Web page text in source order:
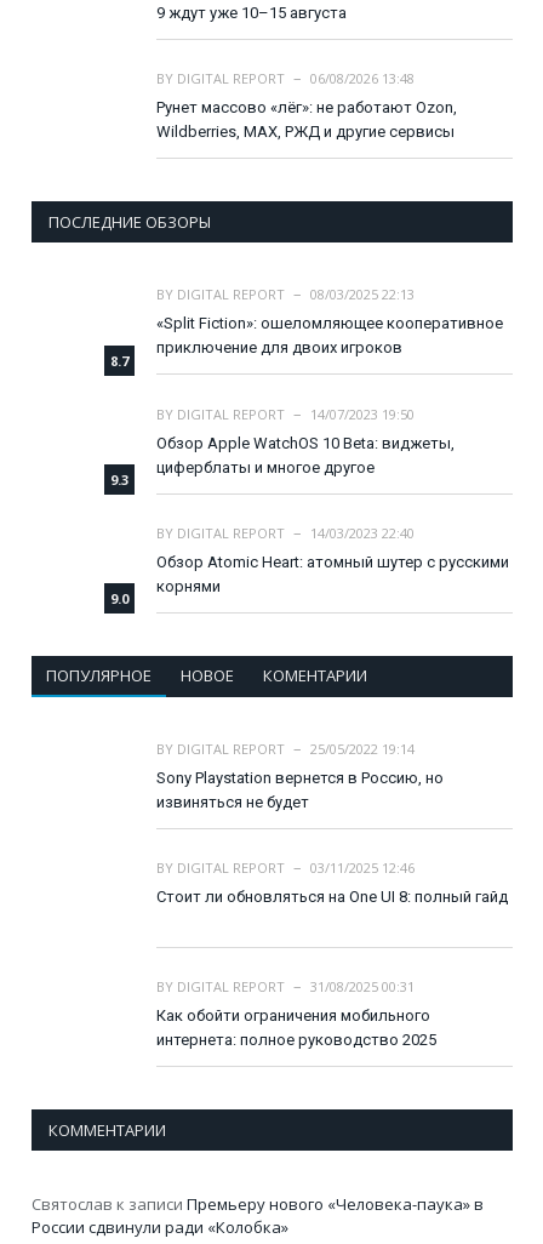
9 ждут уже 10–15 августа
BY DIGITAL REPORT
06/08/2026 13:48
Рунет массово «лёг»: не работают Ozon,
Wildberries, MAX, РЖД и другие сервисы
ПОСЛЕДНИЕ ОБЗОРЫ
8.7
BY DIGITAL REPORT
08/03/2025 22:13
«Split Fiction»: ошеломляющее кооперативное
приключение для двоих игроков
9.3
BY DIGITAL REPORT
14/07/2023 19:50
Обзор Apple WatchOS 10 Beta: виджеты,
циферблаты и многое другое
9.0
BY DIGITAL REPORT
14/03/2023 22:40
Обзор Atomic Heart: атомный шутер с русскими
корнями
ПОПУЛЯРНОЕ НОВОЕ КОМЕНТАРИИ
BY DIGITAL REPORT
25/05/2022 19:14
Sony Playstation вернется в Россию, но
извиняться не будет
BY DIGITAL REPORT
03/11/2025 12:46
Стоит ли обновляться на One UI 8: полный гайд
BY DIGITAL REPORT
31/08/2025 00:31
Как обойти ограничения мобильного
интернета: полное руководство 2025
КОММЕНТАРИИ
Святослав к записи Премьеру нового «Человека-паука» в
России сдвинули ради «Колобка»